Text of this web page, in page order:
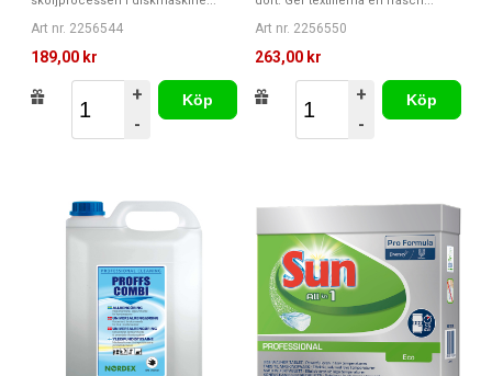
Art nr. 2256544
189,00 kr
+
-
Köp
Art nr. 2256550
263,00 kr
+
-
Köp